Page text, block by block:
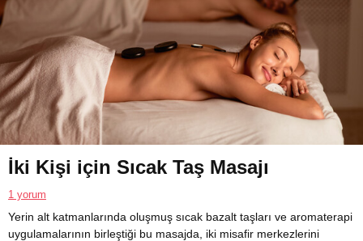
İki Kişi için Sıcak Taş Masajı
1 yorum
Yerin alt katmanlarında oluşmuş sıcak bazalt taşları ve aromaterapi
uygulamalarının birleştiği bu masajda, iki misafir merkezlerini